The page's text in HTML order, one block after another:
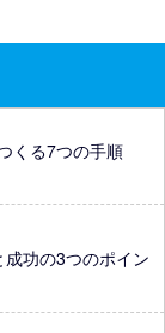
くる7つの手順
功の3つのポイン